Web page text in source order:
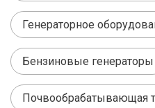
Генераторное
Бензиновые генераторы
Почвообрабатывающая